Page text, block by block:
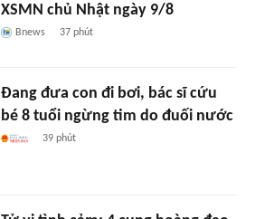
XSMN chủ Nhật ngày 9/8
Bnews 37 phút
Đang đưa con đi bơi, bác sĩ cứu
bé 8 tuổi ngừng tim do đuối nước
39 phút